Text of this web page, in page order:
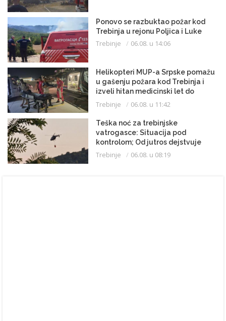
Ponovo se razbuktao požar kod
Trebinja u rejonu Poljica i Luke
Trebinje 06.08. u 14:06
Helikopteri MUP-a Srpske pomažu
u gašenju požara kod Trebinja i
izveli hitan medicinski let do
Beograda
Trebinje 06.08. u 11:42
Teška noć za trebinjske
vatrogasce: Situacija pod
kontrolom; Od jutros dejstvuje
helikopter
Trebinje 06.08. u 08:19